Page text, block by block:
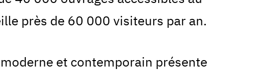
près de 60 000 visiteurs par an.
moderne et contemporain présente